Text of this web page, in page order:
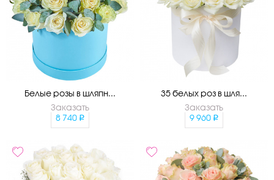
Белые розы в шляпн...
Заказать
8 740
35 белых роз в шля...
Заказать
9 960